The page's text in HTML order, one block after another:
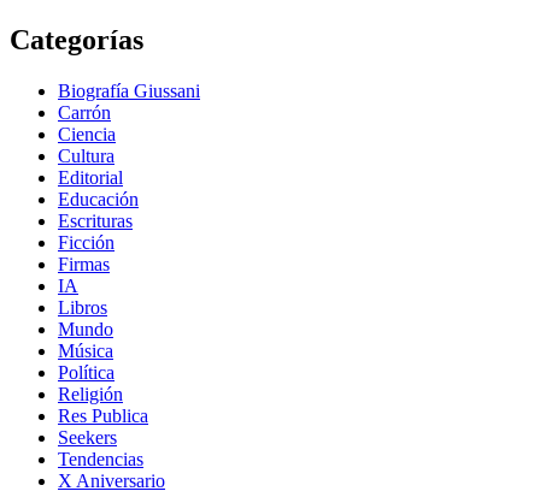
Categorías
Biografía Giussani
Carrón
Ciencia
Cultura
Editorial
Educación
Escrituras
Ficción
Firmas
IA
Libros
Mundo
Música
Política
Religión
Res Publica
Seekers
Tendencias
X Aniversario